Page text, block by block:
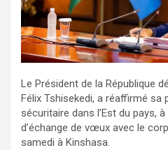
Le Président de la République
Félix Tshisekedi, a réaffirmé sa
sécuritaire dans l’Est du pays,
d’échange de vœux avec le
samedi à Kinshasa.